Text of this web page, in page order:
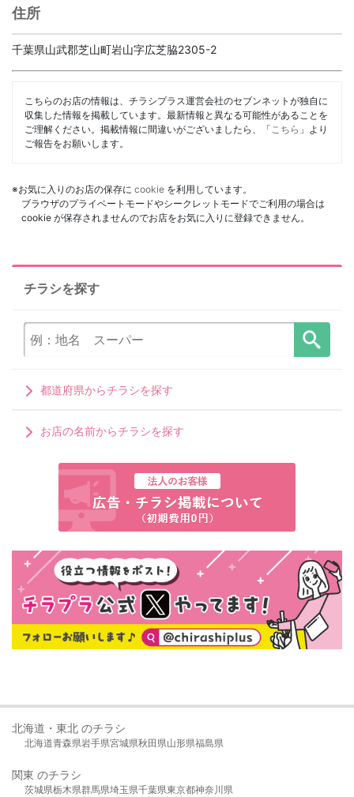
住所
千葉県山武郡芝山町岩山字広芝脇2305-2
こちらのお店の情報は、チラシプラス運営会社のセブンネットが独自に
収集した情報を掲載しています。最新情報と異なる可能性があることを
ご理解ください。掲載情報に間違いがございましたら、「 こちら 」より
ご報告をお願いします。
※お気に入りのお店の保存に cookie を利用しています。
ブラウザのプライベートモードやシークレットモードでご利用の場合は
cookie が保存されませんのでお店をお気に入りに登録できません。
チラシを探す
都道府県からチラシを探す
お店の名前からチラシを探す
北海道・東北 のチラシ
北海道青森県岩手県宮城県秋田県山形県福島県
関東 のチラシ
茨城県栃木県群馬県埼玉県千葉県東京都神奈川県